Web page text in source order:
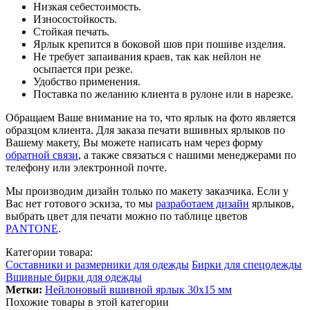
Низкая себестоимость.
Износостойкость.
Стойкая печать.
Ярлык крепится в боковой шов при пошиве изделия.
Не требует запаивания краев, так как нейлон не
осыпается при резке.
Удобство применения.
Поставка по желанию клиента в рулоне или в нарезке.
Обращаем Ваше внимание на то, что ярлык на фото является
образцом клиента. Для заказа печати вшивных ярлыков по
Вашему макету, Вы можете написать нам через форму
обратной связи, а также связаться с нашими менеджерами по
телефону или электронной почте.
Мы производим дизайн только по макету заказчика. Если у
Вас нет готового эскиза, то мы разработаем дизайн ярлыков,
выбрать цвет для печати можно по таблице цветов
PANTONE.
Категории товара:
Составники и размерники для одежды Бирки для спецодежды
Вшивные бирки для одежды
Метки: Нейлоновый вшивной ярлык 30х15 мм
Похожие товары в этой категории